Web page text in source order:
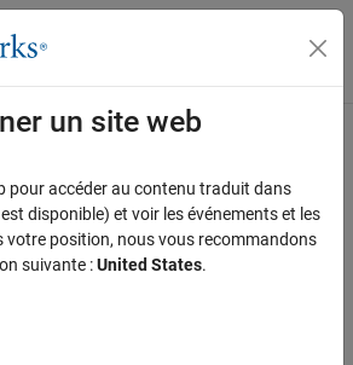
l'affichage du menu
useful was this information?
un site web
pour accéder au contenu traduit dans
disponible) et voir les événements et les
votre position, nous vous recommandons
suivante :United States.